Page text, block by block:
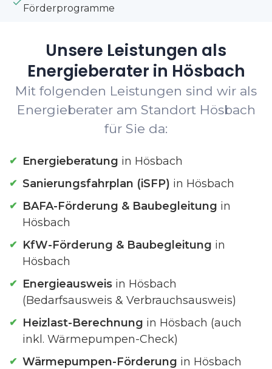
Förderprogramme
Unsere Leistungen als
Energieberater in Hösbach
Mit folgenden Leistungen sind wir als
Energieberater am Standort Hösbach
für Sie da:
Energieberatung in Hösbach
Sanierungsfahrplan (iSFP) in Hösbach
BAFA-Förderung & Baubegleitung in
Hösbach
KfW-Förderung & Baubegleitung in
Hösbach
Energieausweis in Hösbach
(Bedarfsausweis & Verbrauchsausweis)
Heizlast-Berechnung in Hösbach (auch
inkl. Wärmepumpen-Check)
Wärmepumpen-Förderung in Hösbach